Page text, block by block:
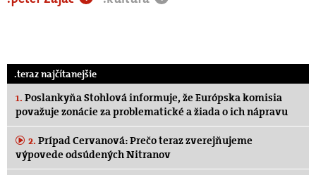
.teraz najčítanejšie
1. Poslankyňa Stohlová informuje, že Európska komisia
považuje zonácie za problematické a žiada o ich nápravu
2. Prípad Cervanová: Prečo teraz zverejňujeme
výpovede odsúdených Nitranov